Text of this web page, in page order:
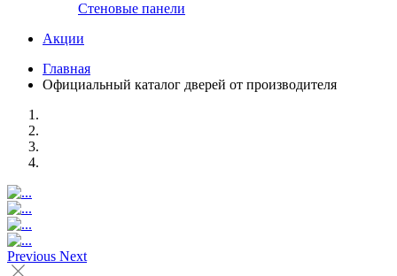
Стеновые панели
Акции
Главная
Официальный каталог дверей от производителя
Previous Next